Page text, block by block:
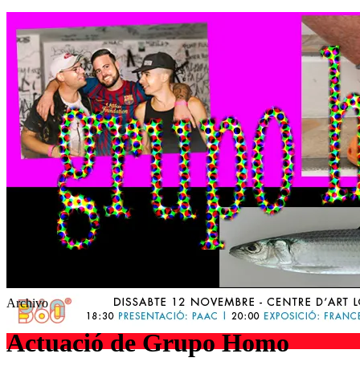
Archivo
Actuació de Grupo Homo